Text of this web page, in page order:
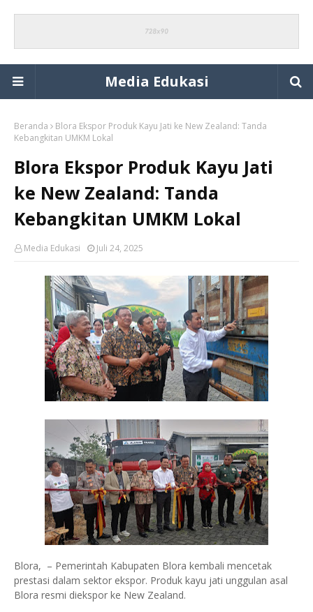
Media Edukasi
Beranda
Blora Ekspor Produk Kayu Jati ke New Zealand: Tanda
Kebangkitan UMKM Lokal
Blora Ekspor Produk Kayu Jati
ke New Zealand: Tanda
Kebangkitan UMKM Lokal
Media Edukasi Juli 24, 2025
Blora, – Pemerintah Kabupaten Blora kembali mencetak
prestasi dalam sektor ekspor. Produk kayu jati unggulan asal
Blora resmi diekspor ke New Zealand.